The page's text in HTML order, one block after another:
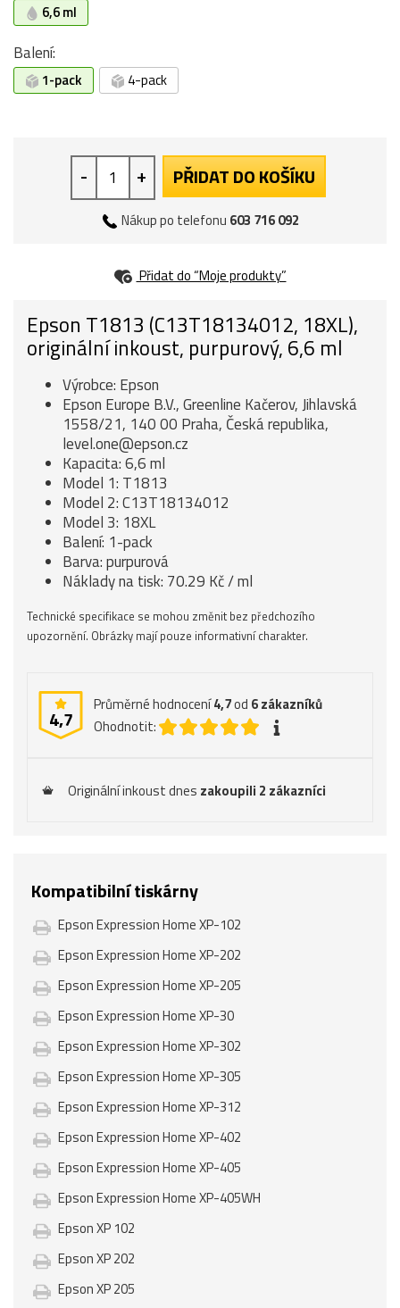
6,6 ml
Balení:
1-pack 4-pack
- + PŘIDAT DO KOŠÍKU
Nákup po telefonu 603 716 092
Přidat do “Moje produkty”
Epson T1813 (C13T18134012, 18XL),
originální inkoust, purpurový, 6,6 ml
Výrobce: Epson
Epson Europe B.V., Greenline Kačerov, Jihlavská
1558/21, 140 00 Praha, Česká republika,
level.one@epson.cz
Kapacita: 6,6 ml
Model 1: T1813
Model 2: C13T18134012
Model 3: 18XL
Balení: 1-pack
Barva: purpurová
Náklady na tisk: 70.29 Kč / ml
Technické specifikace se mohou změnit bez předchozího
upozornění. Obrázky mají pouze informativní charakter.
4,7
Průměrné hodnocení4,7od 6zákazníků
Ohodnotit:
Originální inkoust dnes zakoupili 2 zákazníci
Kompatibilní tiskárny
Epson Expression Home XP-102
Epson Expression Home XP-202
Epson Expression Home XP-205
Epson Expression Home XP-30
Epson Expression Home XP-302
Epson Expression Home XP-305
Epson Expression Home XP-312
Epson Expression Home XP-402
Epson Expression Home XP-405
Epson Expression Home XP-405WH
Epson XP 102
Epson XP 202
Epson XP 205